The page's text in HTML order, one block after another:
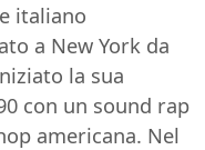
italiano
a New York da
la sua
con un sound rap
americana. Nel